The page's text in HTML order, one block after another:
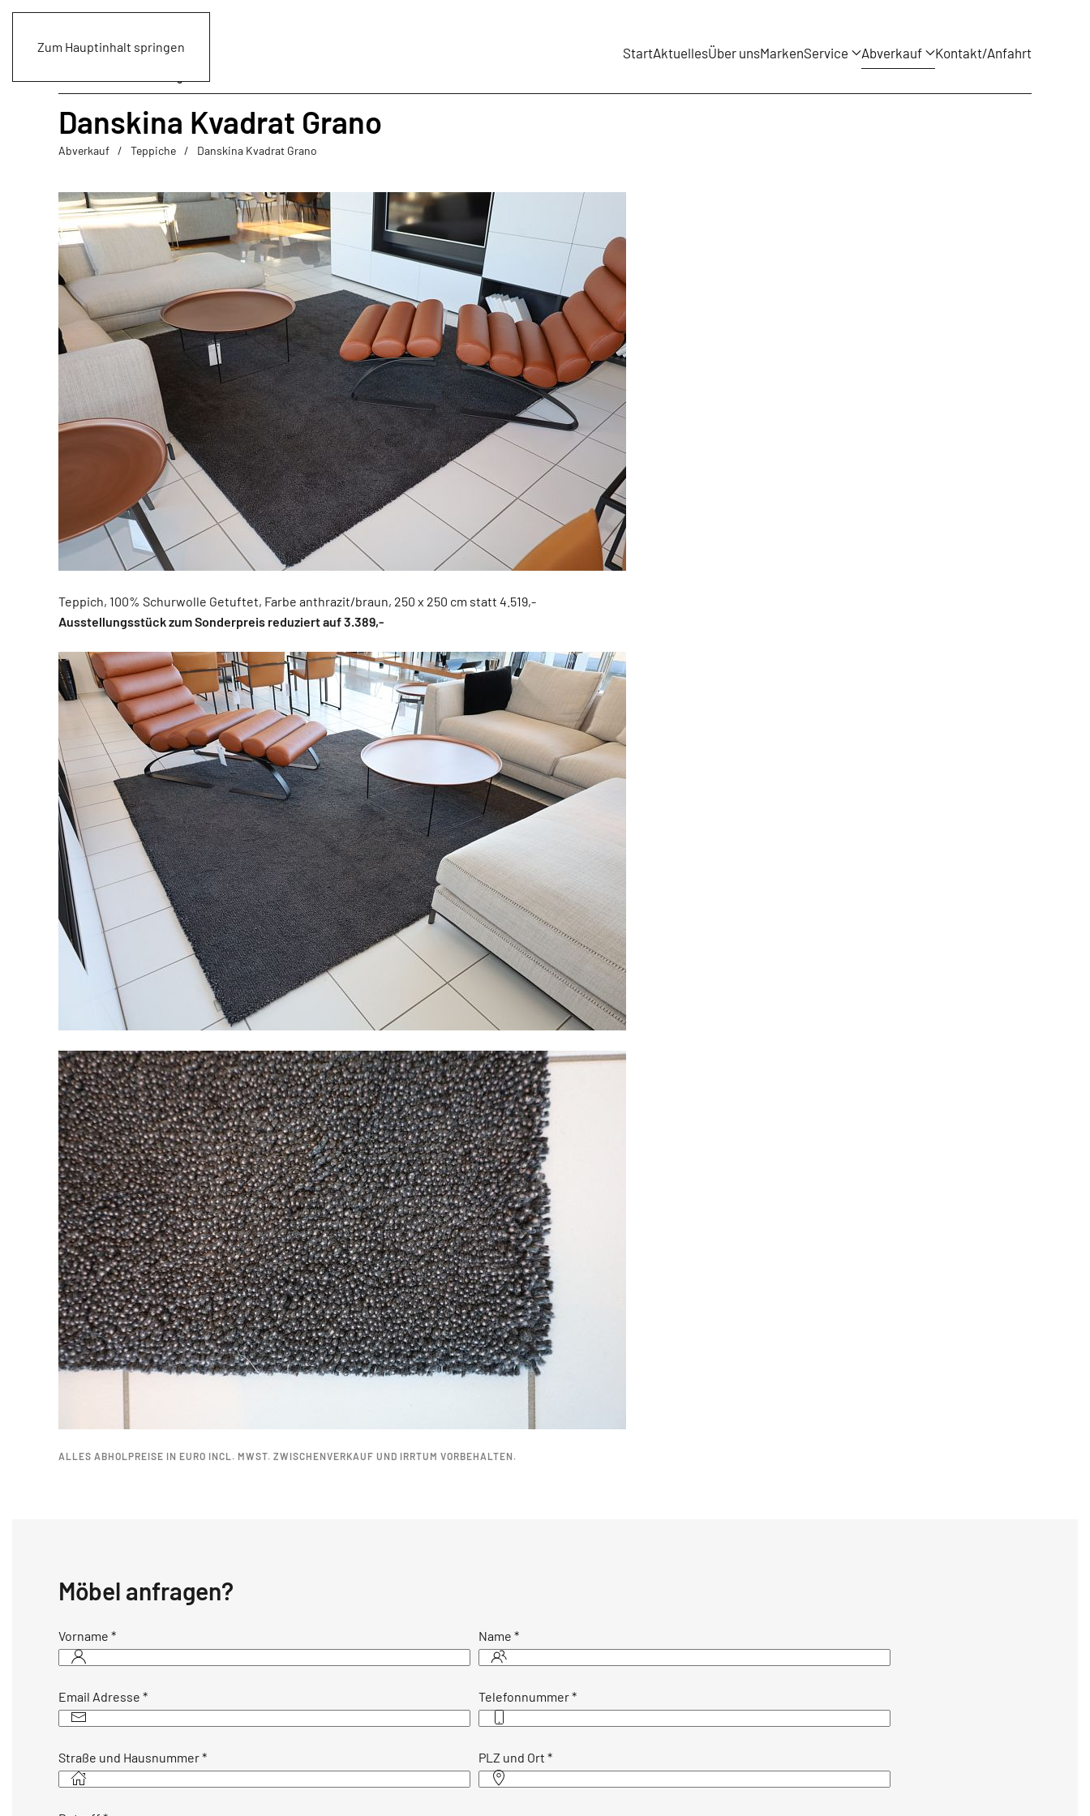
Zum Hauptinhalt springen StartAktuellesÜber unsMarkenService Abverkauf Kontakt/Anfahrt
Danskina Kvadrat Grano
Abverkauf Teppiche Danskina Kvadrat Grano
Teppich, 100% Schurwolle Getuftet, Farbe anthrazit/braun, 250 x 250 cm statt 4.519,-
Ausstellungsstück zum Sonderpreis reduziert auf 3.389,-
ALLES ABHOLPREISE IN EURO INCL. MWST. ZWISCHENVERKAUF UND IRRTUM VORBEHALTEN.
Möbel anfragen?
Vorname * Name *
Email Adresse * Telefonnummer*
Straße und Hausnummer* PLZ und Ort *